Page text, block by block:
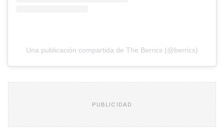
Una publicación compartida de The Berrics (@berrics)
PUBLICIDAD